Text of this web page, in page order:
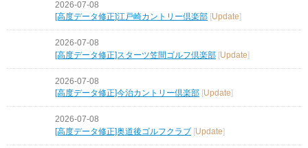
2026-07-08
[高度データ修正]江戸崎カントリー倶楽部 Update
2026-07-08
[高度データ修正]スターツ笠間ゴルフ倶楽部 [Update]
2026-07-08
[高度データ修正]今治カントリー倶楽部 Update
2026-07-08
[高度データ修正]奥道後ゴルフクラブ [Update]